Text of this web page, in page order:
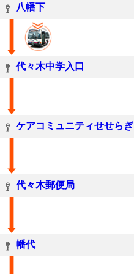
八幡下
代々木中学入口
ケアコミュニティせせらぎ
代々木郵便局
幡代